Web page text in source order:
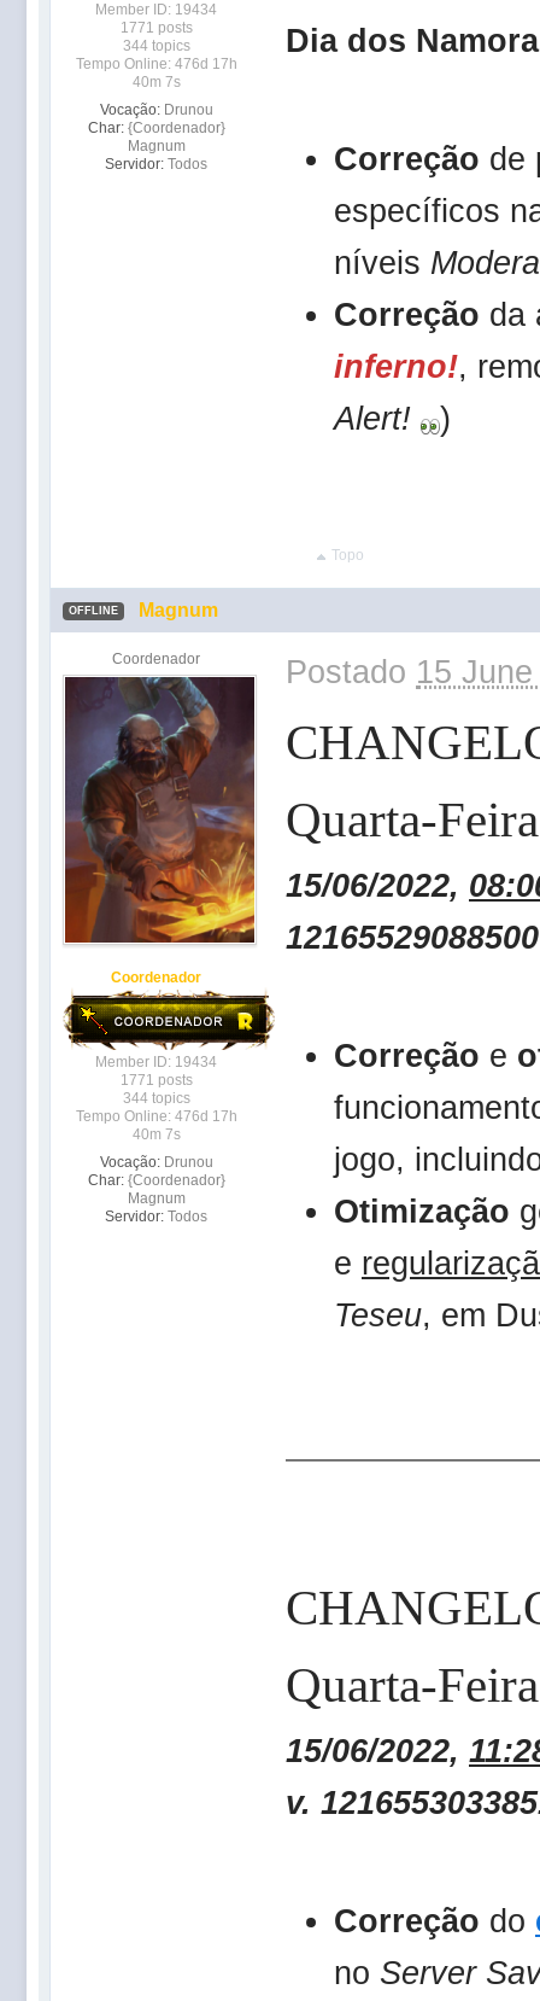
Member ID: 19434
1771 posts
344 topics
Tempo Online: 476d 17h
40m 7s
Vocação: Drunou
Char: {Coordenador}
Magnum
Servidor: Todos
Dia dos
Correção de
específicos
níveis
Correção da
inferno!,
Alert!
)
Topo
OFFLINE Magnum
Coordenador
Coordenador
Member ID: 19434
1771 posts
344 topics
Tempo Online: 476d 17h
40m 7s
Vocação: Drunou
Char: {Coordenador}
Magnum
Servidor: Todos
Postado 15
Quarta-Feira
15/06/2022,
12165529088500
Correção e
jogo,
Otimização
e
Teseu, em
Quarta-Feira
15/06/2022,
v.
Correção do
no Server